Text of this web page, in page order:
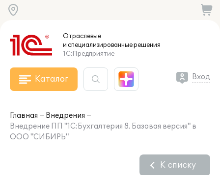
Отраслевые
и специализированныерешения
1С:Предприятие
Каталог Вход
Главная
Внедрения
Внедрение ПП "1С:Бухгалтерия 8. Базовая версия" в
ООО "СИБИРЬ"
К списку